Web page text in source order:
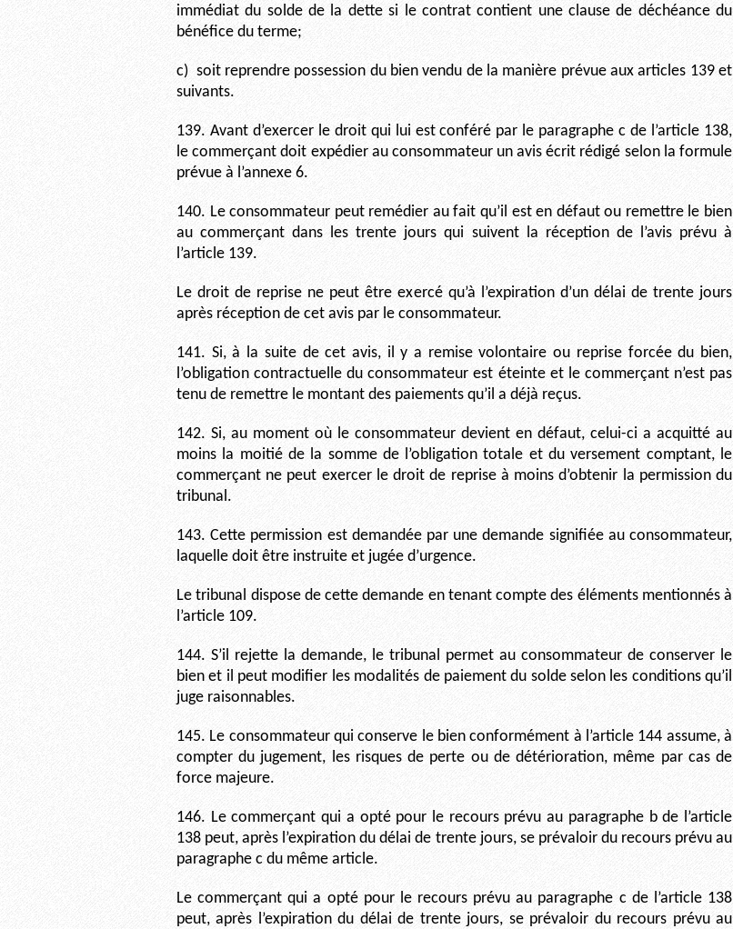
immédiat du solde de la dette si le contrat contient une clause de déchéance du
bénéfice du terme;
c) soit reprendre possession du bien vendu de la manière prévue aux articles 139 et
suivants.
139. Avant d’exercer le droit qui lui est conféré par le paragraphe c de l’article 138,
le commerçant doit expédier au consommateur un avis écrit rédigé selon la formule
prévue à l’annexe 6.
140. Le consommateur peut remédier au fait qu’il est en défaut ou remettre le bien
au commerçant dans les trente jours qui suivent la réception de l’avis prévu à
l’article 139.
Le droit de reprise ne peut être exercé qu’à l’expiration d’un délai de trente jours
après réception de cet avis par le consommateur.
141. Si, à la suite de cet avis, il y a remise volontaire ou reprise forcée du bien,
l’obligation contractuelle du consommateur est éteinte et le commerçant n’est pas
tenu de remettre le montant des paiements qu’il a déjà reçus.
142. Si, au moment où le consommateur devient en défaut, celui-ci a acquitté au
moins la moitié de la somme de l’obligation totale et du versement comptant, le
commerçant ne peut exercer le droit de reprise à moins d’obtenir la permission du
tribunal.
143. Cette permission est demandée par une demande signifiée au consommateur,
laquelle doit être instruite et jugée d’urgence.
Le tribunal dispose de cette demande en tenant compte des éléments mentionnés à
l’article 109.
144. S’il rejette la demande, le tribunal permet au consommateur de conserver le
bien et il peut modifier les modalités de paiement du solde selon les conditions qu’il
juge raisonnables.
145. Le consommateur qui conserve le bien conformément à l’article 144 assume, à
compter du jugement, les risques de perte ou de détérioration, même par cas de
force majeure.
146. Le commerçant qui a opté pour le recours prévu au paragraphe b de l’article
138 peut, après l’expiration du délai de trente jours, se prévaloir du recours prévu au
paragraphe c du même article.
Le commerçant qui a opté pour le recours prévu au paragraphe c de l’article 138
peut, après l’expiration du délai de trente jours, se prévaloir du recours prévu au